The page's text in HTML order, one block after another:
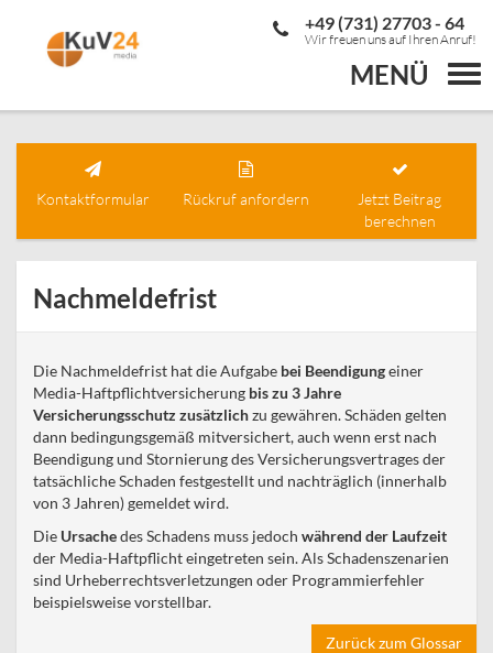
MENÜ
+49 (731) 27703 - 64
Wir freuen uns auf Ihren Anruf!
Kontaktformular Rückruf anfordern
Jetzt Beitrag
berechnen
Nachmeldefrist
Die Nachmeldefrist hat die Aufgabe bei Beendigungeiner
Media-Haftpflichtversicherung bis zu 3 Jahre
Versicherungsschutz zusätzlichzu gewähren. Schäden gelten
dann bedingungsgemäß mitversichert, auch wenn erst nach
Beendigung und Stornierung des Versicherungsvertrages der
tatsächliche Schaden festgestellt und nachträglich (innerhalb
von 3 Jahren) gemeldet wird.
Die Ursachedes Schadens muss jedoch während der Laufzeit
der Media-Haftpflicht eingetreten sein. Als Schadenszenarien
sind Urheberrechtsverletzungen oder Programmierfehler
beispielsweise vorstellbar.
Zurück zum Glossar